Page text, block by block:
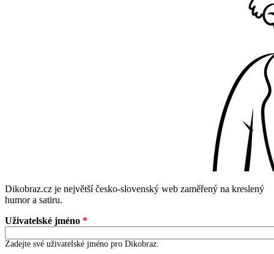
Dikobraz.cz je největší česko-slovenský web zaměřený na kreslený
humor a satiru.
Uživatelské jméno *
Zadejte své uživatelské jméno pro Dikobraz.